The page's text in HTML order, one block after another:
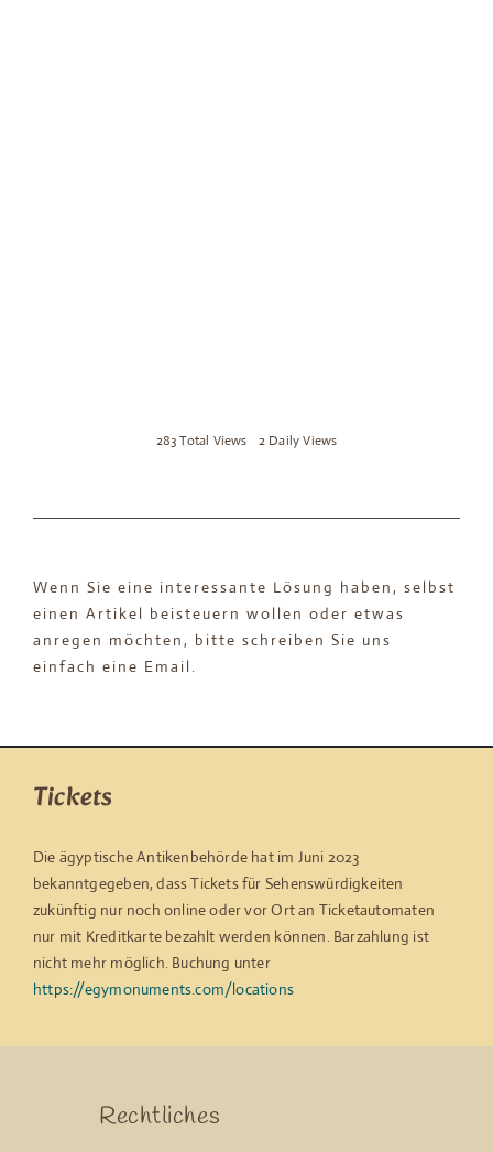
283 Total Views 2 Daily Views
Wenn Sie eine interessante Lösung haben, selbst
einen Artikel beisteuern wollen oder etwas
anregen möchten, bitte schreiben Sie uns
einfach eine Email.
Tickets
Die ägyptische Antikenbehörde hat im Juni 2023
bekanntgegeben, dass Tickets für Sehenswürdigkeiten
zukünftig nur noch online oder vor Ort an Ticketautomaten
nur mit Kreditkarte bezahlt werden können. Barzahlung ist
nicht mehr möglich. Buchung unter
https://egymonuments.com/locations
Rechtliches